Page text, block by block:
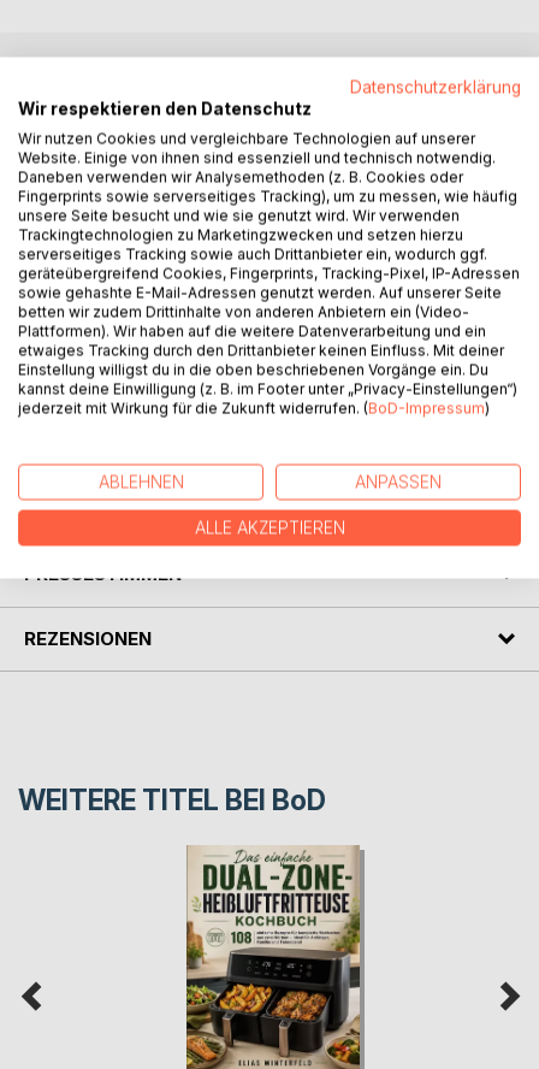
Bunte Rezepte für alle, die internationale, gesunde und
abwechslungsreiche Küche lieben.
Liebevoll zusammengestellt und wirklich gekocht von der
jungen Mama Sabrina Wiesenfeld.
Von A wie Auflauf bis Z wie Zimtschnecken ist für jeden
Gaumen was Leckeres dabei.
Besonders Kinder finden hier ihre Lieblingsgerichte.
Eine breite Palette von Pasta, Risotto, Currys, Gratins und
Quiches zu Broten, Süßem und Saurem.
Und schwer zu kochen ist hier gar nichts.
Viel Spaß beim Nachkochen!
AUTOR/IN
PRESSESTIMMEN
REZENSIONEN
WEITERE TITEL BEI BoD
Datenschutzerklärung
Wir respektieren den Datenschutz
Wir nutzen Cookies und vergleichbare Technologien auf unserer
Website. Einige von ihnen sind essenziell und technisch notwendig.
Daneben verwenden wir Analysemethoden (z. B. Cookies oder
Fingerprints sowie serverseitiges Tracking), um zu messen, wie häufig
unsere Seite besucht und wie sie genutzt wird. Wir verwenden
Trackingtechnologien zu Marketingzwecken und setzen hierzu
serverseitiges Tracking sowie auch Drittanbieter ein, wodurch ggf.
geräteübergreifend Cookies, Fingerprints, Tracking-Pixel, IP-Adressen
sowie gehashte E-Mail-Adressen genutzt werden. Auf unserer Seite
betten wir zudem Drittinhalte von anderen Anbietern ein (Video-
Plattformen). Wir haben auf die weitere Datenverarbeitung und ein
etwaiges Tracking durch den Drittanbieter keinen Einfluss. Mit deiner
Einstellung willigst du in die oben beschriebenen Vorgänge ein. Du
kannst deine Einwilligung (z. B. im Footer unter „Privacy-Einstellungen“)
jederzeit mit Wirkung für die Zukunft widerrufen. (BoD-Impressum)
ABLEHNEN ANPASSEN
ALLE AKZEPTIEREN